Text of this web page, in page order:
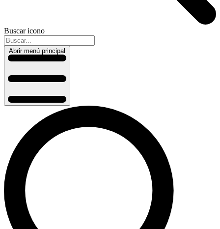
Buscar icono
Abrir menú principal